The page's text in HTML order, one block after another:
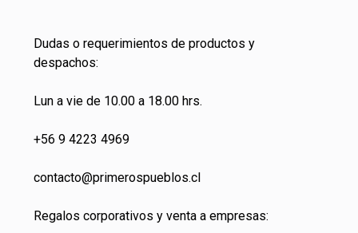
Dudas o requerimientos de productos y
despachos:
Lun a vie de 10.00 a 18.00 hrs.
+56 9 4223 4969
contacto@primerospueblos.cl
Regalos corporativos y venta a empresas: